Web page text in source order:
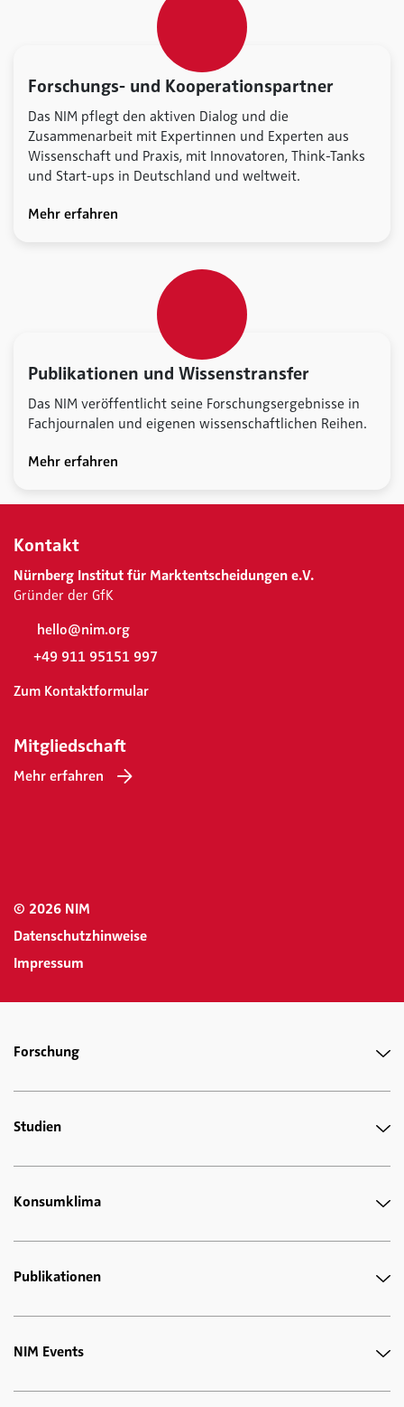
Forschungs- und Kooperationspartner
Das NIM pflegt den aktiven Dialog und die
Zusammenarbeit mit Expertinnen und Experten aus
Wissenschaft und Praxis, mit Innovatoren, Think-Tanks
und Start-ups in Deutschland und weltweit.
Mehr erfahren
Publikationen und Wissenstransfer
Das NIM veröffentlicht seine Forschungsergebnisse in
Fachjournalen und eigenen wissenschaftlichen Reihen.
Mehr erfahren
Kontakt
Nürnberg Institut für Marktentscheidungen e.V.
Gründer der GfK
hello@nim.org
+49 911 95151 997
Zum Kontaktformular
Mitgliedschaft
Mehr erfahren
© 2026 NIM
Datenschutzhinweise
Impressum
Forschung
Studien
Konsumklima
Publikationen
NIM Events